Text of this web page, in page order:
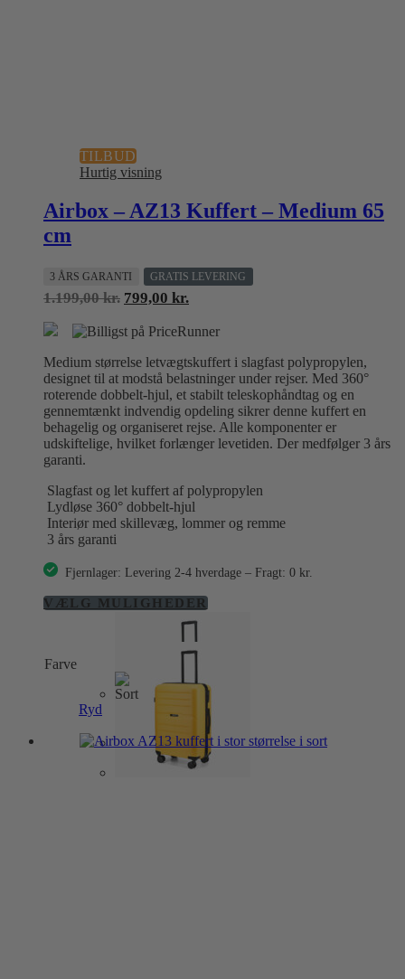
TILBUD
Hurtig visning
Airbox – AZ13 Kuffert – Medium 65
cm
3 ÅRS GARANTI GRATIS LEVERING
1.199,00kr. Den
pris
1.199,00 kr..
799,00 kr.
pris
799,00 kr..
Medium størrelse letvægtskuffert i slagfast polypropylen,
designet til at modstå belastninger under rejser. Med 360°
roterende dobbelt-hjul, et stabilt teleskophåndtag og en
gennemtænkt indvendig opdeling sikrer denne kuffert en
behagelig og organiseret rejse. Alle komponenter er
udskiftelige, hvilket forlænger levetiden. Der medfølger 3 års
garanti.
Slagfast og let kuffert af polypropylen
Lydløse 360° dobbelt-hjul
Interiør med skillevæg, lommer og remme
3 års garanti
Fjernlager: Levering 2-4 hverdage – Fragt: 0 kr.
VÆLG MULIGHEDERDette
Mulighederne
kan
vælges
på
varesiden
Farve
Ryd